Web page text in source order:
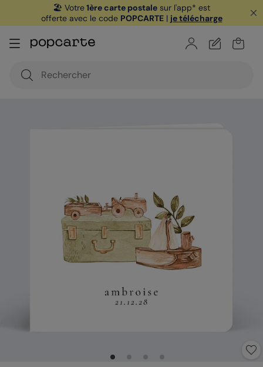
🏖️ Votre1ère carte postale sur l'app* est
offerte avec le code POPCARTE| je télécharge